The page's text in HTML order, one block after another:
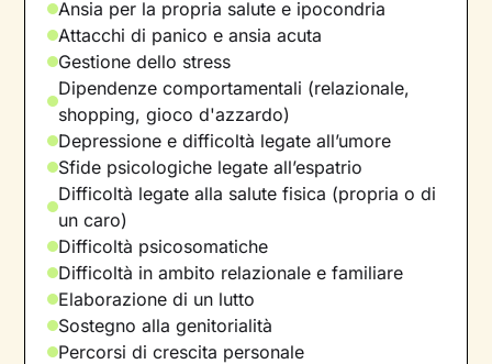
Ansia per la propria salute e ipocondria
Attacchi di panico e ansia acuta
Gestione dello stress
Dipendenze comportamentali (relazionale,
shopping, gioco d'azzardo)
Depressione e difficoltà legate all’umore
Sfide psicologiche legate all’espatrio
Difficoltà legate alla salute fisica (propria o di
un caro)
Difficoltà psicosomatiche
Difficoltà in ambito relazionale e familiare
Elaborazione di un lutto
Sostegno alla genitorialità
Percorsi di crescita personale